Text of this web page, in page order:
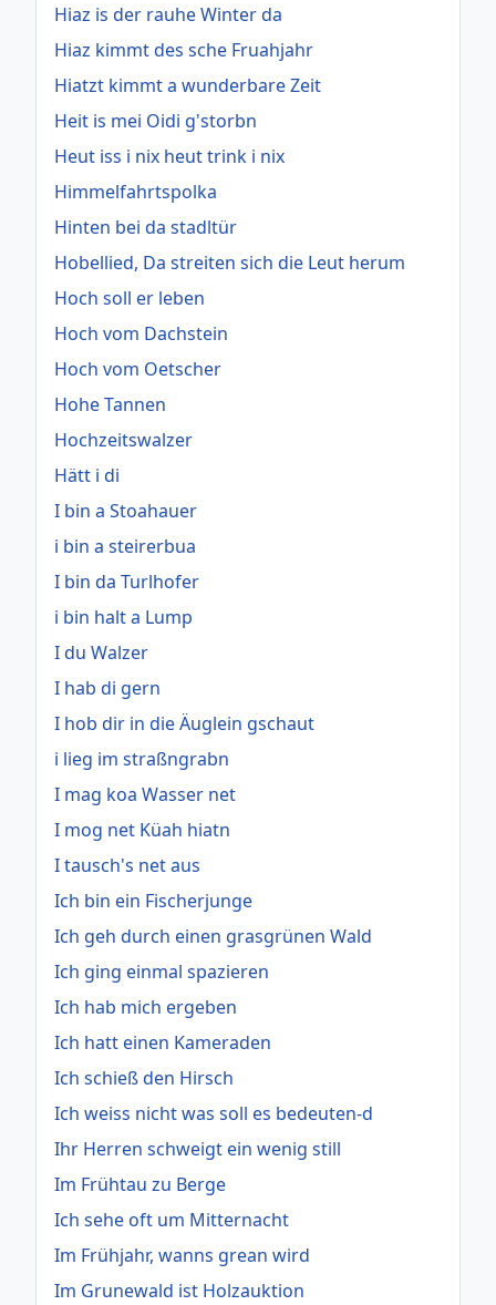
Hiaz is der rauhe Winter da
Hiaz kimmt des sche Fruahjahr
Hiatzt kimmt a wunderbare Zeit
Heit is mei Oidi g'storbn
Heut iss i nix heut trink i nix
Himmelfahrtspolka
Hinten bei da stadltür
Hobellied, Da streiten sich die Leut herum
Hoch soll er leben
Hoch vom Dachstein
Hoch vom Oetscher
Hohe Tannen
Hochzeitswalzer
Hätt i di
I bin a Stoahauer
i bin a steirerbua
I bin da Turlhofer
i bin halt a Lump
I du Walzer
I hab di gern
I hob dir in die Äuglein gschaut
i lieg im straßngrabn
I mag koa Wasser net
I mog net Küah hiatn
I tausch's net aus
Ich bin ein Fischerjunge
Ich geh durch einen grasgrünen Wald
Ich ging einmal spazieren
Ich hab mich ergeben
Ich hatt einen Kameraden
Ich schieß den Hirsch
Ich weiss nicht was soll es bedeuten-d
Ihr Herren schweigt ein wenig still
Im Frühtau zu Berge
Ich sehe oft um Mitternacht
Im Frühjahr, wanns grean wird
Im Grunewald ist Holzauktion